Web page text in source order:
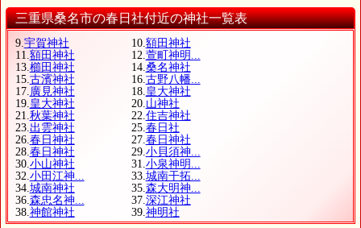
三重県桑名市の春日社付近の神社一覧表
9.宇賀神社 10.額田神社
11.額田神社 12.萱町神明...
13.櫛田神社 14.桑名神社
15.古濱神社 16.古野八幡...
17.廣見神社 18.皇大神社
19.皇大神社 20.山神社
21.秋葉神社 22.住吉神社
23.出雲神社 25.春日社
26.春日神社 27.春日神社
28.春日神社 29.小貝須神...
30.小山神社 31.小泉神明...
32.小田江神... 33.城南干拓...
34.城南神社 35.森大明神...
36.森忠名神... 37.深江神社
38.神館神社 39.神明社